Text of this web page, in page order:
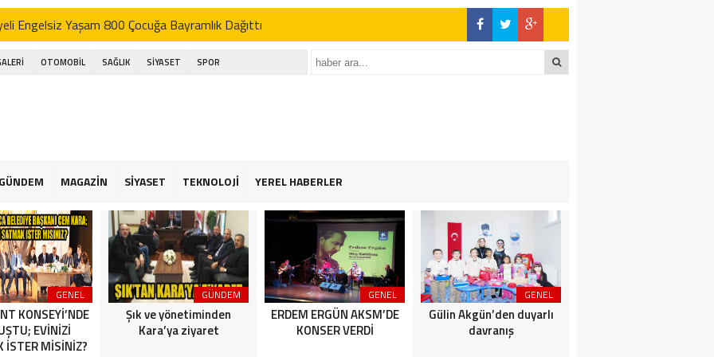
Engelsiz Yaşam 800 Çocuğa Bayramlık Dağıttı
AK SEFER
basın bu ülkenin dördüncü kuvvetidir
festival alanında havai fişek kazası
Engelsiz Yaşam 800 Çocuğa Bayramlık Dağıttı
AK SEFER
basın bu ülkenin dördüncü kuvvetidir
festival alanında havai fişek kazası
OTOMOBİL SAĞLIK SİYASET SPOR
GÜNDEM MAGAZİN SİYASET TEKNOLOJİ YEREL HABERLER
GENEL
KONSEYİ’NDE
EVİNİZİ
İSTER MİSİNİZ?
GÜNDEM
Şık ve yönetiminden
Kara’ya ziyaret
GENEL
ERDEM ERGÜN AKSM’DE
KONSER VERDİ
GENEL
Gülin Akgün’den duyarlı
davranış